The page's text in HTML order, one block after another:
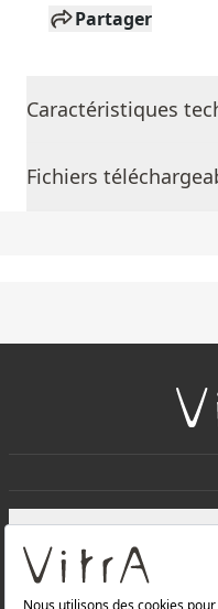
Partager
Caractéristiques
Fichiers
Produits